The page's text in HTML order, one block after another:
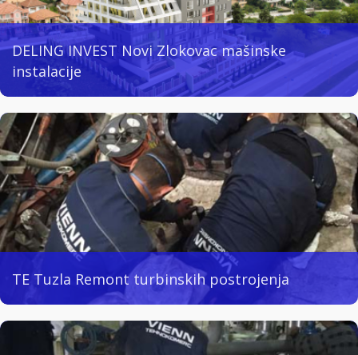
DELING INVEST Novi Zlokovac mašinske
instalacije
TE Tuzla Remont turbinskih postrojenja